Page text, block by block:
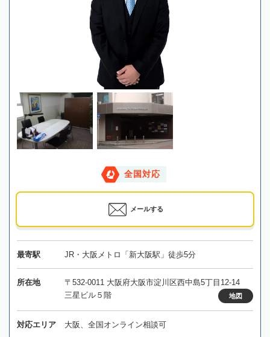
全国対応
メールする
最寄駅 JR・大阪メトロ「新大阪駅」徒歩5分
所在地
〒532-0011 大阪府大阪市淀川区西中島5丁目12-14
三星ビル５階
地図
対応エリア 大阪、全国オンライン相談可